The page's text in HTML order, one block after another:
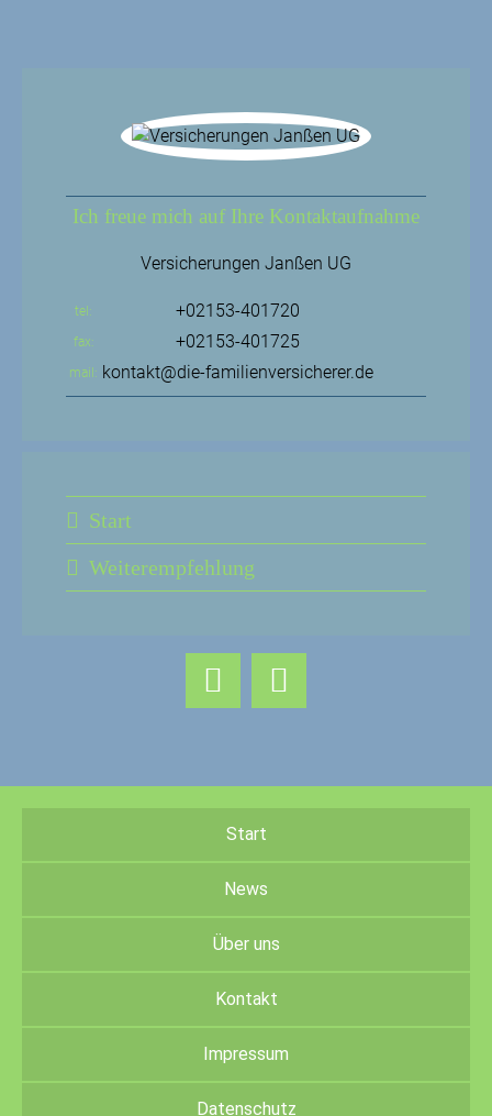
Ich freue mich auf Ihre Kontaktaufnahme
Versicherungen Janßen UG
tel +02153-401720
fax +02153-401725
mail kontakt@die-familienversicherer.de
Start
Weiterempfehlung
Start
News
Über uns
Kontakt
Impressum
Datenschutz